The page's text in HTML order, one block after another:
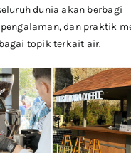
dunia akan berbagi
dan praktik
topik terkait air.